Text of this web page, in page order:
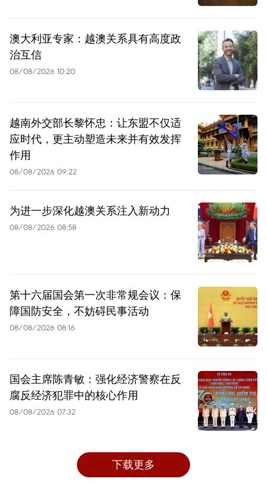
澳大利亚专家：越澳关系具有高度政
治互信
08/08/2026 10:20
越南外交部长黎怀忠：让东盟不仅适
应时代，更主动塑造未来并有效发挥
作用
08/08/2026 09:22
为进一步深化越澳关系注入新动力
08/08/2026 08:58
第十六届国会第一次非常规会议：保
障国防安全，不妨碍民事活动
08/08/2026 08:16
国会主席陈青敏：强化经济警察在反
腐反经济犯罪中的核心作用
08/08/2026 07:32
下载更多